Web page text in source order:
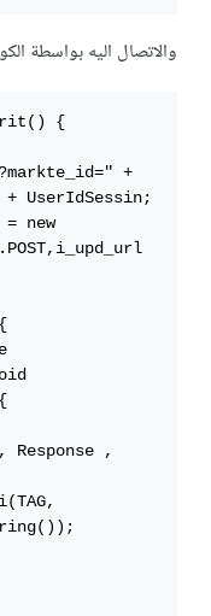
والاتصال اليه بواسطة
+
+ UserIdSessin;
Response ,